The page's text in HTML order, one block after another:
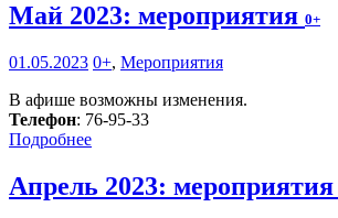
Май 2023: мероприятия 0+
01.05.2023 0+, Мероприятия
В афише возможны изменения.
Телефон: 76-95-33
Подробнее
Апрель 2023: мероприятия